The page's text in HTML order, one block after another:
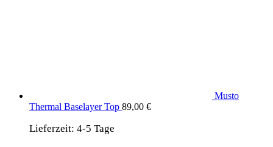
Musto
Thermal Baselayer Top 89,00 €
Lieferzeit: 4-5 Tage